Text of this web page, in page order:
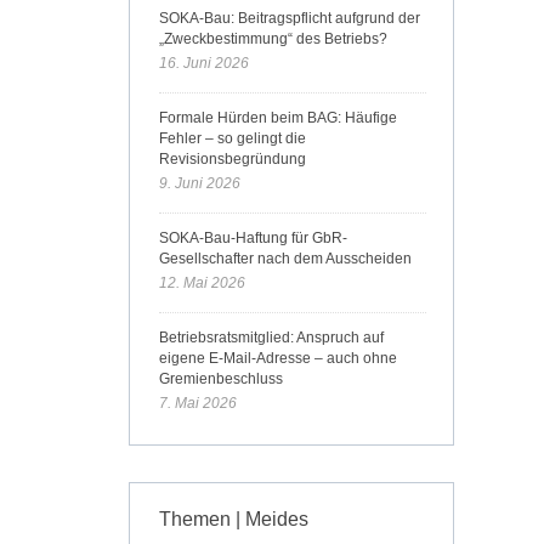
SOKA-Bau: Beitragspflicht aufgrund der
„Zweckbestimmung“ des Betriebs?
16. Juni 2026
Formale Hürden beim BAG: Häufige
Fehler – so gelingt die
Revisionsbegründung
9. Juni 2026
SOKA-Bau-Haftung für GbR-
Gesellschafter nach dem Ausscheiden
12. Mai 2026
Betriebsratsmitglied: Anspruch auf
eigene E-Mail-Adresse – auch ohne
Gremienbeschluss
7. Mai 2026
Themen | Meides